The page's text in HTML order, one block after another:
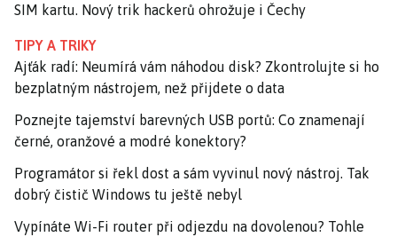
SIM kartu. Nový trik hackerů ohrožuje i Čechy
TIPY A TRIKY
Ajťák radí: Neumírá vám náhodou disk? Zkontrolujte si ho
bezplatným nástrojem, než přijdete o data
Poznejte tajemství barevných USB portů: Co znamenají
černé, oranžové a modré konektory?
Programátor si řekl dost a sám vyvinul nový nástroj. Tak
dobrý čistič Windows tu ještě nebyl
Vypínáte Wi-Fi router při odjezdu na dovolenou? Tohle